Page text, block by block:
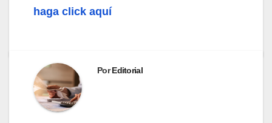
haga click aquí
PorEditorial